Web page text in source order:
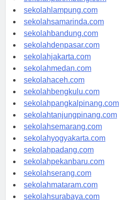
sekolahpalembang.com
sekolahlampung.com
sekolahsamarinda.com
sekolahbandung.com
sekolahdenpasar.com
sekolahjakarta.com
sekolahmedan.com
sekolahaceh.com
sekolahbengkulu.com
sekolahpangkalpinang.com
sekolahtanjungpinang.com
sekolahsemarang.com
sekolahyogyakarta.com
sekolahpadang.com
sekolahpekanbaru.com
sekolahserang.com
sekolahmataram.com